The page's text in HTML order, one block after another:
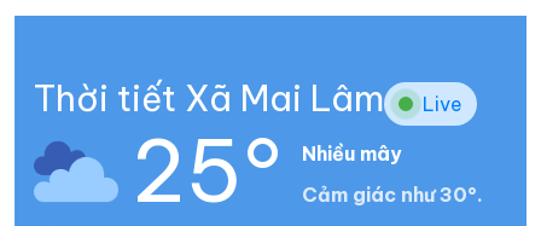
Thời tiết Xã Mai Lâm Live
25°
Nhiều mây
Cảm giác như 30°.